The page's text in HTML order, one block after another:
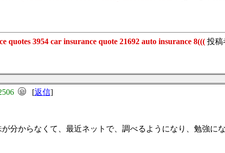
quotes 3954 car insurance quote 21692 auto insurance 8((( 投稿
[返信]
分からなくて、最近ネットで、調べるようになり、勉強に